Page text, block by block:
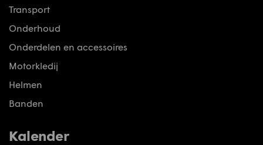
Transport
Onderhoud
Onderdelen en accessoires
Motorkledij
Helmen
Banden
Kalender